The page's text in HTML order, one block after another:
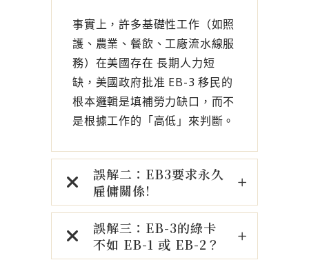
事實上，許多基礎性工作（如照
護、農業、餐飲、工廠流水線服
務）在美國存在 長期人力短
缺，美國政府批准 EB-3 移民的
根本邏輯是填補勞力缺口，而不
是根據工作的「高低」來判斷。
誤解二：EB3要求永久
雇傭關係!
誤解三：EB-3的綠卡
不如 EB-1 或 EB-2？